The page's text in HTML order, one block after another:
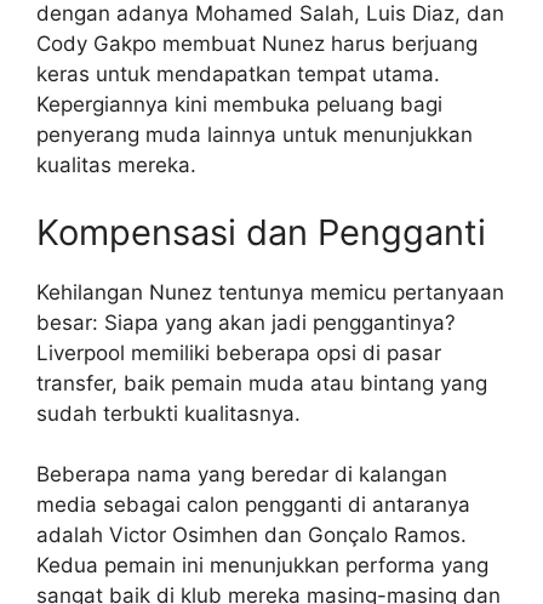
dengan adanya Mohamed Salah, Luis Diaz, dan
Cody Gakpo membuat Nunez harus berjuang
keras untuk mendapatkan tempat utama.
Kepergiannya kini membuka peluang bagi
penyerang muda lainnya untuk menunjukkan
kualitas mereka.
Kompensasi dan Pengganti
Kehilangan Nunez tentunya memicu pertanyaan
besar: Siapa yang akan jadi penggantinya?
Liverpool memiliki beberapa opsi di pasar
transfer, baik pemain muda atau bintang yang
sudah terbukti kualitasnya.
Beberapa nama yang beredar di kalangan
media sebagai calon pengganti di antaranya
adalah Victor Osimhen dan Gonçalo Ramos.
Kedua pemain ini menunjukkan performa yang
sangat baik di klub mereka masing-masing dan